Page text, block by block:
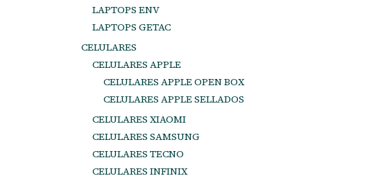
LAPTOPS ENV
LAPTOPS GETAC
CELULARES
CELULARES APPLE
CELULARES APPLE OPEN BOX
CELULARES APPLE SELLADOS
CELULARES XIAOMI
CELULARES SAMSUNG
CELULARES TECNO
CELULARES INFINIX